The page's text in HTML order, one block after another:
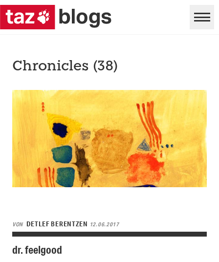
Chronicles (38)
VON DETLEF BERENTZEN 12.06.2017
dr. feelgood